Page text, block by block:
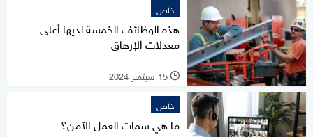
خاص
هذه الوظائف الخمسة لديها أعلى
معدلات الإرهاق
l 15 سبتمبر 2024
خاص
ما هي سمات العمل الآمن؟